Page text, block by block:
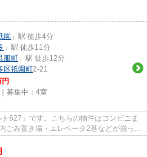
園 」駅 徒歩4分
」駅 徒歩11分
服町 」駅 徒歩12分
区祇園町2-21
円
募集中： 4室
627」です。こちらの物件はコンビニま
み置き場・エレベータ2基などが揃って